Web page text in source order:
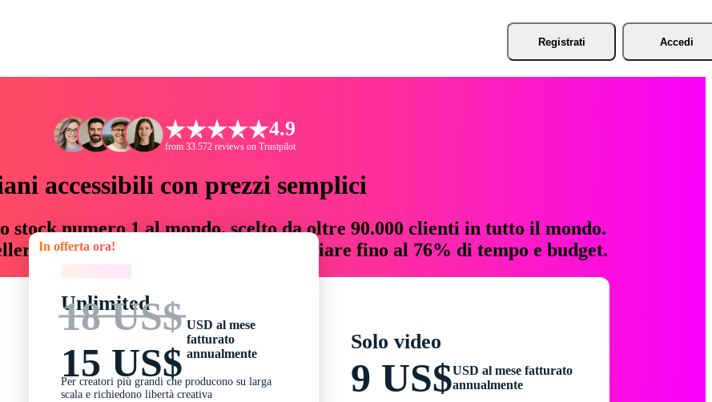
Registrati Accedi
4.9
from 33.572 reviews on Trustpilot
accessibili con prezzi semplici
stock numero 1 al mondo, scelto da oltre 90.000 clienti in tutto il mondo.
risorse creative che fanno risparmiare fino al 76% di tempo e budget.
In offerta ora!
Unlimited
18 US$
15 US$
USD al mese
fatturato
annualmente
Per creatori più grandi che producono su larga
scala e richiedono libertà creativa
Solo video
9 US$USD al mese fatturato
annualmente